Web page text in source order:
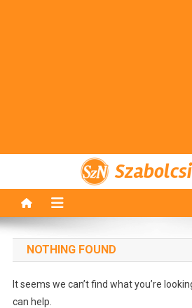
NOTHING FOUND
It seems we can’t find what you’re
can help.